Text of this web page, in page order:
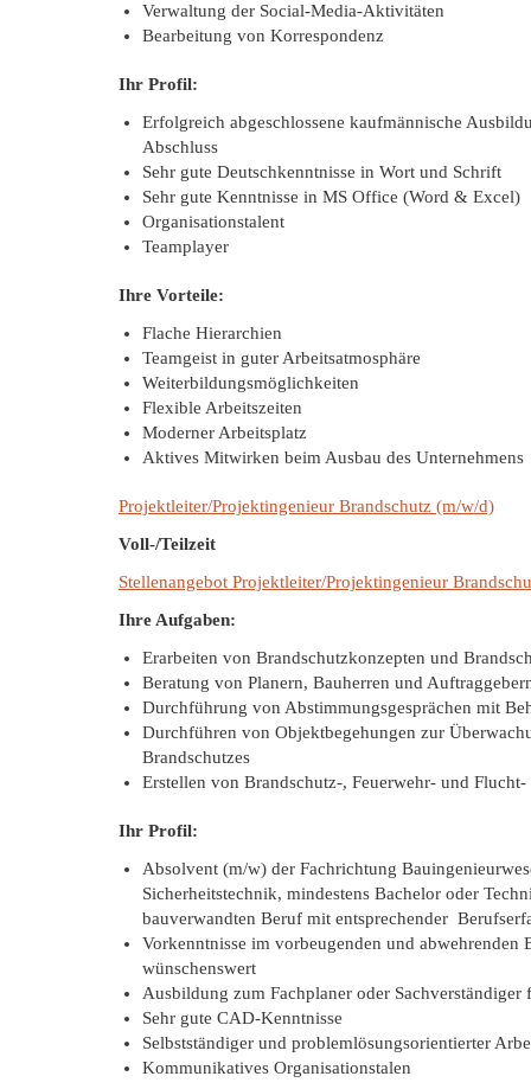
Verwaltung der Social-Media-Aktivitäten
Bearbeitung von Korrespondenz
Ihr Profil:
Erfolgreich abgeschlossene kaufmännische
Abschluss
Sehr gute Deutschkenntnisse in Wort und Schrift
Sehr gute Kenntnisse in MS Office (Word & Excel)
Organisationstalent
Teamplayer
Ihre Vorteile:
Flache Hierarchien
Teamgeist in guter Arbeitsatmosphäre
Weiterbildungsmöglichkeiten
Flexible Arbeitszeiten
Moderner Arbeitsplatz
Aktives Mitwirken beim Ausbau des Unternehmens
Projektleiter/Projektingenieur Brandschutz (m/w/d)
Voll-/Teilzeit
Stellenangebot Projektleiter/Projektingenieur
Ihre Aufgaben:
Erarbeiten von Brandschutzkonzepten und
Beratung von Planern, Bauherren und
Durchführung von Abstimmungsgesprächen mit
Durchführen von Objektbegehungen zur
Brandschutzes
Erstellen von Brandschutz-, Feuerwehr- und
Ihr Profil:
Absolvent (m/w) der Fachrichtung
Sicherheitstechnik, mindestens Bachelor oder
bauverwandten Beruf mit entsprechender
Vorkenntnisse im vorbeugenden und abwehrenden
wünschenswert
Ausbildung zum Fachplaner oder
Sehr gute CAD-Kenntnisse
Selbstständiger und problemlösungsorientierter
Kommunikatives Organisationstalen